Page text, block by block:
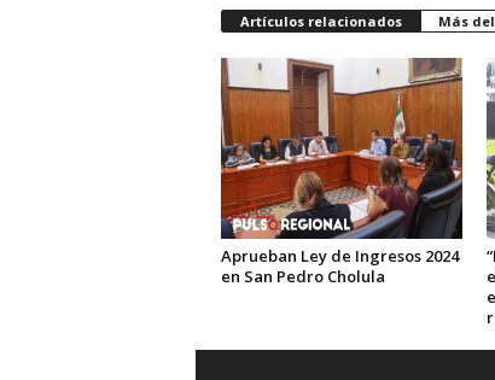
Artículos relacionados Más
Aprueban Ley de Ingresos 2024
en San Pedro Cholula